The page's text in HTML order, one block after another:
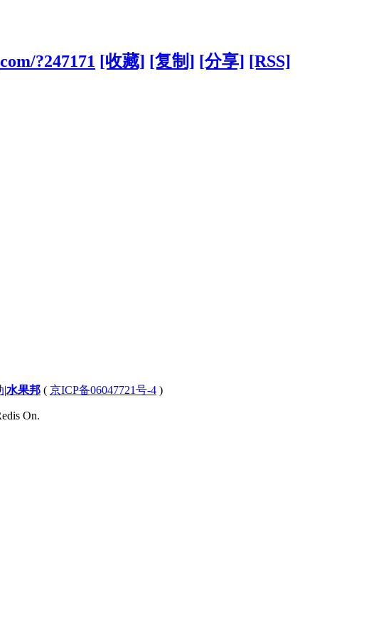
?247171 [收藏] [复制] [分享] [RSS]
|水果邦 ( 京ICP备06047721号-4 )
On.